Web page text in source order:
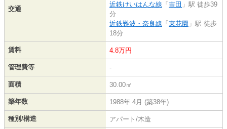
交通
近鉄けいはんな線 「 吉田 」駅 徒歩39
分
近鉄難波・奈良線 「 東花園 」駅 徒歩
18分
賃料 4.8万円
管理費等 -
面積 30.00㎡
築年数 1988年 4月 (築38年)
種別/構造 アパート/木造